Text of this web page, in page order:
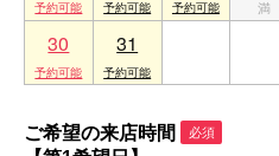
30 31
ご希望の来店時間 必須